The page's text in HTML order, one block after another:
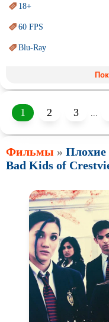
18+
60 FPS
Blu-Ray
Sci-Fi (Научная
Авангард и Сюрреализм
Врачи
Индийское кино
Коллекция
Маги и Волшебники
Новогодние
Параллельные миры
ПереводКубик в Кубе
Пеплум
1 2 3 ...
Фильмы » Плохие
Bad Kids of